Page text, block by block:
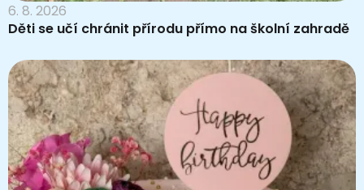
6. 8. 2026
Děti se učí chránit přírodu přímo na školní zahradě